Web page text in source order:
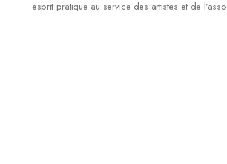
esprit pratique au service des artistes et de